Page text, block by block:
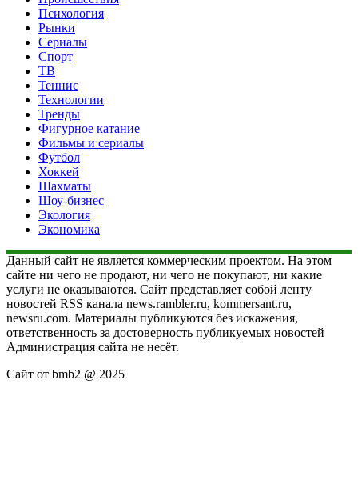
Психология
Рынки
Сериалы
Спорт
ТВ
Теннис
Технологии
Тренды
Фигурное катание
Фильмы и сериалы
Футбол
Хоккей
Шахматы
Шоу-бизнес
Экология
Экономика
Данный сайт не является коммерческим проектом. На этом
сайте ни чего не продают, ни чего не покупают, ни какие
услуги не оказываются. Сайт представляет собой ленту
новостей RSS канала news.rambler.ru, kommersant.ru,
newsru.com. Материалы публикуются без искажения,
ответственность за достоверность публикуемых новостей
Администрация сайта не несёт.
Сайт от bmb2 @ 2025